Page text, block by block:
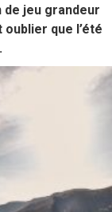
jeu grandeur
que l’été